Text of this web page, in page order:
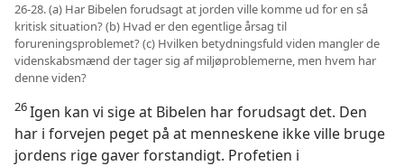
26-28. (a) Har Bibelen forudsagt at jorden ville komme ud for en så
kritisk situation? (b) Hvad er den egentlige årsag til
forureningsproblemet? (c) Hvilken betydningsfuld viden mangler de
videnskabsmænd der tager sig af miljøproblemerne, men hvem har
denne viden?
26Igen kan vi sige at Bibelen har forudsagt det. Den
har i forvejen peget på at menneskene ikke ville bruge
jordens rige gaver forstandigt. Profetien i